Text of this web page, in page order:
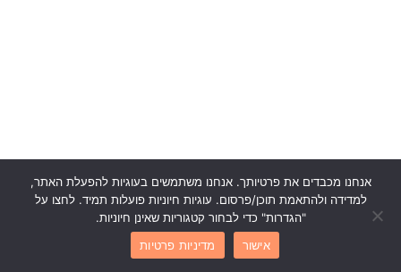
אנחנו מכבדים את פרטיותך. אנחנו משתמשים בעוגיות להפעלת האתר,
למדידה ולהתאמת תוכן/פרסום. עוגיות חיוניות פועלות תמיד. לחצו על
"הגדרות" כדי לבחור קטגוריות שאינן חיוניות.
אישור
מדיניות פרטיות